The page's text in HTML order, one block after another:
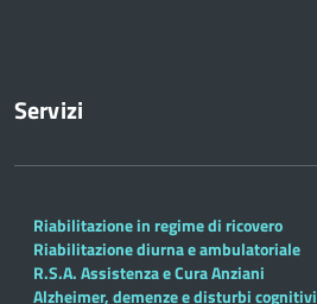
Servizi
Riabilitazione in regime di ricovero
Riabilitazione diurna e ambulatoriale
R.S.A. Assistenza e Cura Anziani
Alzheimer, demenze e disturbi cognitivi